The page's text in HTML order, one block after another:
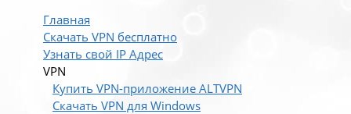
Главная
Скачать VPN бесплатно
Узнать свой IP Адрес
VPN
Купить VPN-приложение ALTVPN
Скачать VPN для Windows